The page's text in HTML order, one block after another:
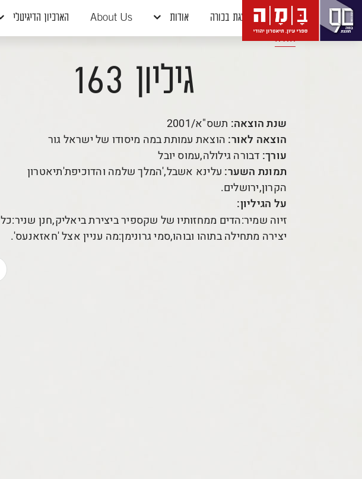
דלג לסרגל הניווט
דלג לתוכן
הצגת בכורה אודות About Us הארכיון הדיגיטלי
חזרה
גיליון 163
שנת הוצאה: תשס"א/2001
הוצאה לאור: הוצאת עמותת במה מיסודו של ישראל גור
עורך: דבורה גילולה,עמוס יובל
תמונת השער: עלינא אשבל,'המלך שלמה והדוכיפת'תיאטרון
הקרון,ירושלים.
על הגיליון:
זיוה שמיר:הדים ממחזותיו של שקספיר ביצירת ביאליק,חנן שניר:כל
יצירה מתחילה בתוהו ובוהו,סמי גרונימן:מה עניין אצל 'חאזאנעס'.